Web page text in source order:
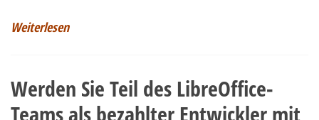
Weiterlesen
Werden Sie Teil des LibreOffice-
Teams als bezahlter Entwickler mit